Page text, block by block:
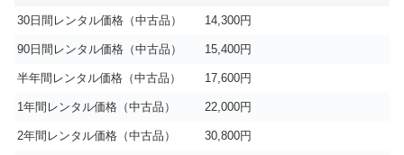
30日間レンタル価格（中古品） 14,300円
90日間レンタル価格（中古品） 15,400円
半年間レンタル価格（中古品） 17,600円
1年間レンタル価格（中古品） 22,000円
2年間レンタル価格（中古品） 30,800円